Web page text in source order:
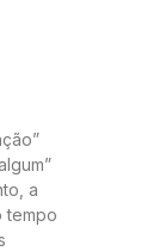
a
tempo